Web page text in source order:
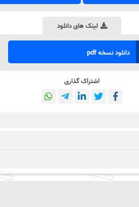
لینک های دانلود
دانلود نسخه pdf
اشتراک گذاری